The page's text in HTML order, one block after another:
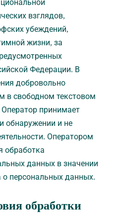
взглядов,
убеждений,
жизни, за
Федерации. В
добровольно
в свободном текстовом
принимает
обнаружении и не
Оператором
обработка
данных в значении
о персональных данных.
обработки